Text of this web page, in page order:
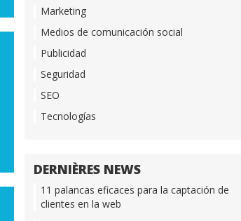
Marketing
Medios de comunicación social
Publicidad
Seguridad
SEO
Tecnologías
DERNIÈRES NEWS
11 palancas eficaces para la captación de
clientes en la web